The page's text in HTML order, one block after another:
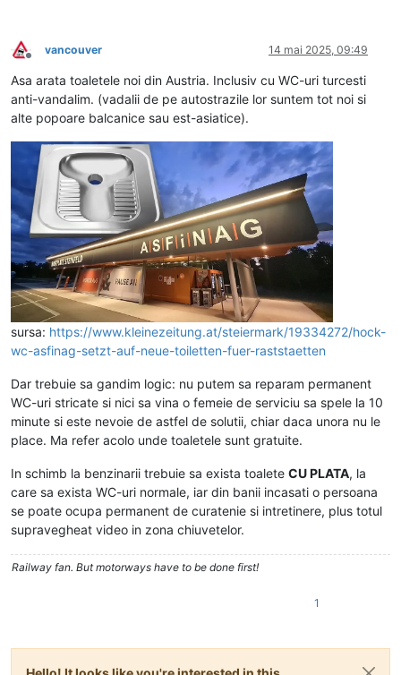
Deconectat
vancouver 14 mai 2025, 09:49
Asa arata toaletele noi din Austria. Inclusiv cu WC-uri turcesti
anti-vandalim. (vadalii de pe autostrazile lor suntem tot noi si
alte popoare balcanice sau est-asiatice).
sursa: https://www.kleinezeitung.at/steiermark/19334272/hock-
wc-asfinag-setzt-auf-neue-toiletten-fuer-raststaetten
Dar trebuie sa gandim logic: nu putem sa reparam permanent
WC-uri stricate si nici sa vina o femeie de serviciu sa spele la 10
minute si este nevoie de astfel de solutii, chiar daca unora nu le
place. Ma refer acolo unde toaletele sunt gratuite.
In schimb la benzinarii trebuie sa exista toalete CU PLATA, la
care sa exista WC-uri normale, iar din banii incasati o persoana
se poate ocupa permanent de curatenie si intretinere, plus totul
supravegheat video in zona chiuvetelor.
Railway fan. But motorways have to be done first!
1